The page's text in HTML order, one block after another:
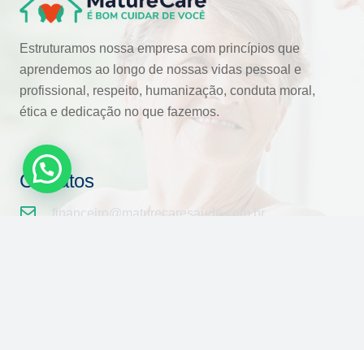
Estruturamos nossa empresa com princípios que
aprendemos ao longo de nossas vidas pessoal e
profissional, respeito, humanização, conduta moral,
ética e dedicação no que fazemos.
Contatos
financeiro@maturecaresaude.com.br